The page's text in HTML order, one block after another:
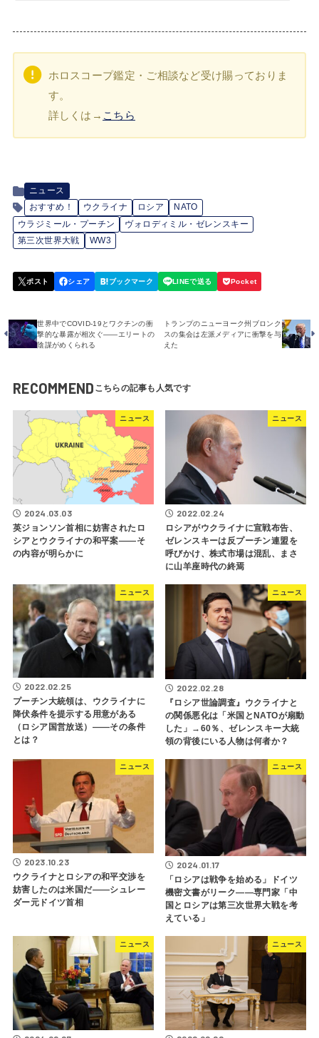
ホロスコープ鑑定・ご相談など受け賜っておりま
す。
詳しくは→ こちら
ニュース
おすすめ！
ウクライナ ロシア
NATO
ウラジミール・プーチン
ヴォロディミル・ゼレンスキー
第三次世界大戦
WW3
世界中でCOVID-19とワクチンの衝
撃的な暴露が相次ぐ――エリートの
陰謀がめくられる
トランプのニューヨーク州ブロンク
スの集会は左派メディアに衝撃を与
えた
RECOMMEND
ニュース
2024.03.03
英ジョンソン首相に妨害されたロ
シアとウクライナの和平案――そ
の内容が明らかに
ニュース
2022.02.24
ロシアがウクライナに宣戦布告、
ゼレンスキーは反プーチン連盟を
呼びかけ、株式市場は混乱、まさ
に山羊座時代の終焉
ニュース
2022.02.25
プーチン大統領は、ウクライナに
降伏条件を提示する用意がある
（ロシア国営放送）――その条件
とは？
ニュース
2022.02.28
『ロシア世論調査』ウクライナと
の関係悪化は「米国とNATOが扇動
した」→60％、ゼレンスキー大統
領の背後にいる人物は何者か？
ニュース
2023.10.23
ウクライナとロシアの和平交渉を
妨害したのは米国だ――シュレー
ダー元ドイツ首相
ニュース
2024.01.17
「ロシアは戦争を始める」ドイツ
機密文書がリーク――専門家「中
国とロシアは第三次世界大戦を考
えている」
ニュース ニュース